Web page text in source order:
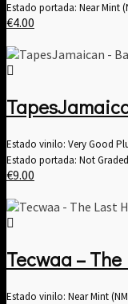
Estado portada: Near Mint
€4.00
Estado vinilo: Very Good
Estado portada: Not Graded
€9.00
Tecwaa –
Estado vinilo: Near Mint